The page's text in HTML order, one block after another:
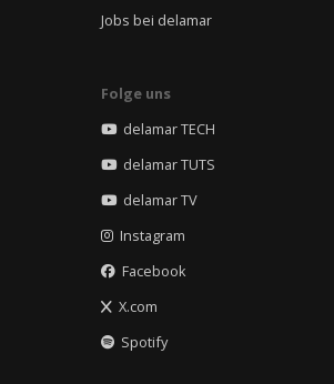
Jobs bei delamar
Folge uns
delamar TECH
delamar TUTS
delamar TV
Instagram
Facebook
X.com
Spotify